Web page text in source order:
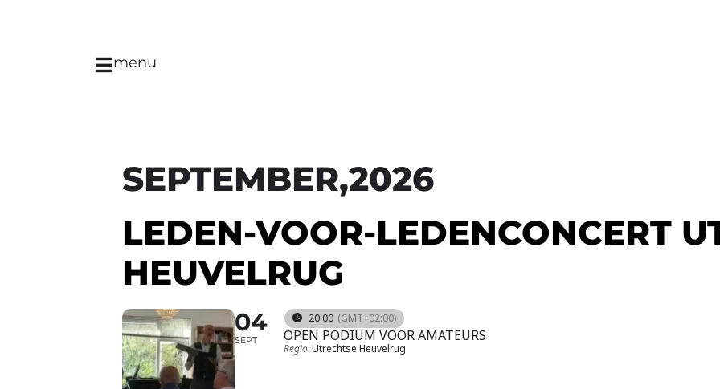
menu
SEPTEMBER,2026
LEDEN-VOOR-LEDENCONCERT
HEUVELRUG
04
SEPT
20:00 (GMT+02:00)
OPEN PODIUM VOOR AMATEURS
Regio Utrechtse Heuvelrug